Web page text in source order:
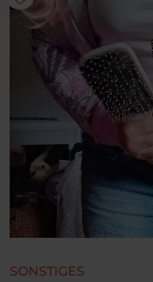
SONSTIGES